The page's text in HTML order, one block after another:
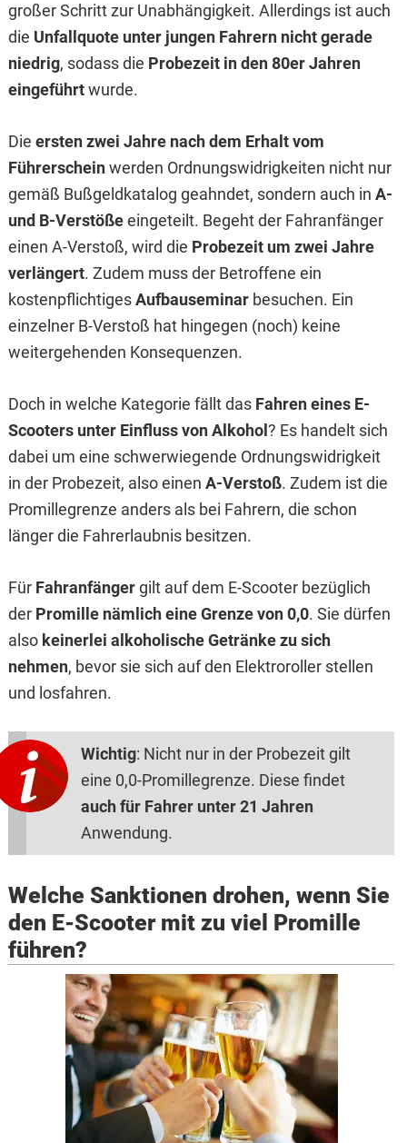
großer Schritt zur Unabhängigkeit. Allerdings ist auch
die Unfallquote unter jungen Fahrern nicht gerade
niedrig, sodass die Probezeit in den 80er Jahren
eingeführtwurde.
Die ersten zwei Jahre nach dem Erhalt vom
Führerscheinwerden Ordnungswidrigkeiten nicht nur
gemäß Bußgeldkatalog geahndet, sondern auch in A-
und B-Verstößeeingeteilt. Begeht der Fahranfänger
einen A-Verstoß, wird die Probezeit um zwei Jahre
verlängert. Zudem muss der Betroffene ein
kostenpflichtigesAufbauseminarbesuchen. Ein
einzelner B-Verstoß hat hingegen (noch) keine
weitergehenden Konsequenzen.
Doch in welche Kategorie fällt das Fahren eines E-
Scooters unter Einfluss von Alkohol ? Es handelt sich
dabei um eine schwerwiegende Ordnungswidrigkeit
in der Probezeit, also einen A-Verstoß. Zudem ist die
Promillegrenze anders als bei Fahrern, die schon
länger die Fahrerlaubnis besitzen.
Für Fahranfängergilt auf dem E-Scooter bezüglich
der Promille nämlich eine Grenze von 0,0. Sie dürfen
also keinerlei alkoholische Getränke zu sich
nehmen, bevor sie sich auf den Elektroroller stellen
und losfahren.
Wichtig: Nicht nur in der Probezeit gilt
eine 0,0-Promillegrenze. Diese findet
auch für Fahrer unter 21 Jahren
Anwendung.
Welche Sanktionen drohen, wenn Sie
den E-Scooter mit zu viel Promille
führen?